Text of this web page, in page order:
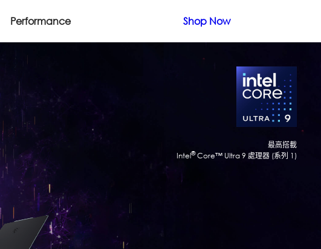
Performance
Core™ Ultra processors
Shop Now
最高搭載
Intel®Core™ Ultra 9 處理器 (系列 1)